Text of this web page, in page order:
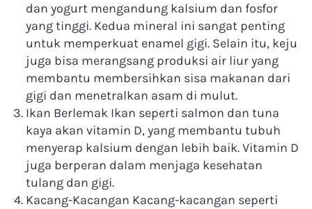
dan yogurt mengandung kalsium dan fosfor
yang tinggi. Kedua mineral ini sangat penting
untuk memperkuat enamel gigi. Selain itu, keju
juga bisa merangsang produksi air liur yang
membantu membersihkan sisa makanan dari
gigi dan menetralkan asam di mulut.
Ikan Berlemak Ikan seperti salmon dan tuna
kaya akan vitamin D, yang membantu tubuh
menyerap kalsium dengan lebih baik. Vitamin D
juga berperan dalam menjaga kesehatan
tulang dan gigi.
Kacang-Kacangan Kacang-kacangan seperti